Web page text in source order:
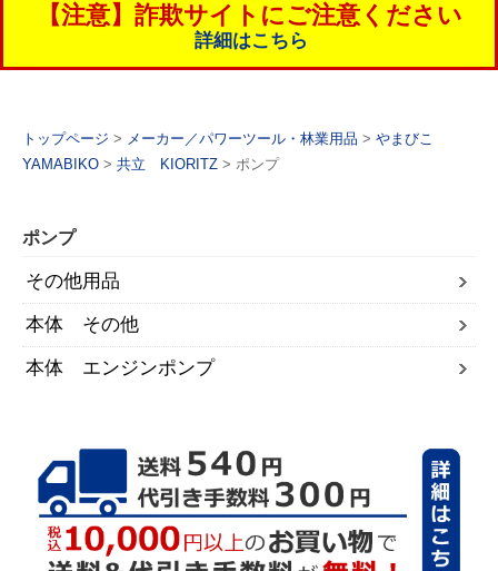
【注意】詐欺サイトにご注意ください
詳細はこちら
トップページ > メーカー／パワーツール・林業用品 > やまびこ
YAMABIKO > 共立 KIORITZ > ポンプ
ポンプ
その他用品
本体 その他
本体 エンジンポンプ